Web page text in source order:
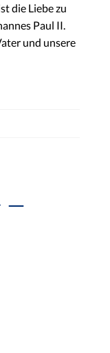
die Liebe zu
Paul II.
und unsere
–